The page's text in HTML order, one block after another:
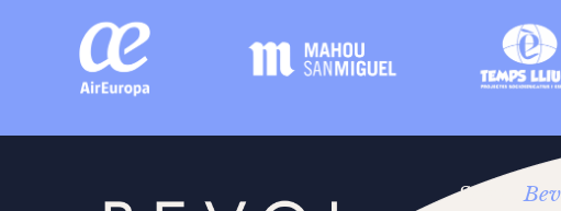
Somos